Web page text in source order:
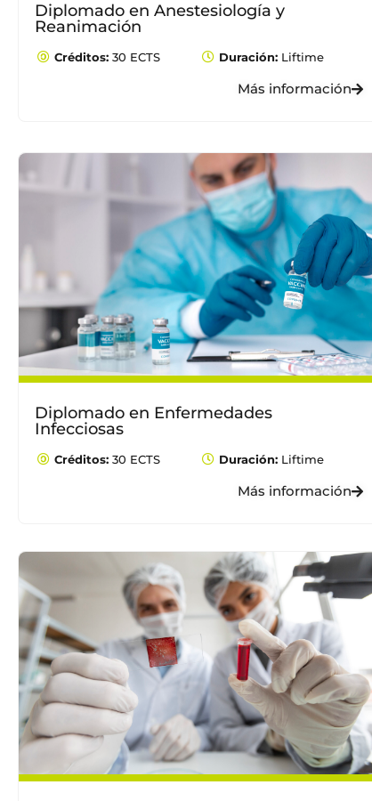
Diplomado en Anestesiología y
Reanimación
Créditos:30 ECTS Duración: Liftime
Más información
Diplomado en Enfermedades
Infecciosas
Créditos:30 ECTS Duración: Liftime
Más información